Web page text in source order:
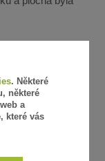
systému a přímo
vám rádi
. Některé
některé
a
které vás